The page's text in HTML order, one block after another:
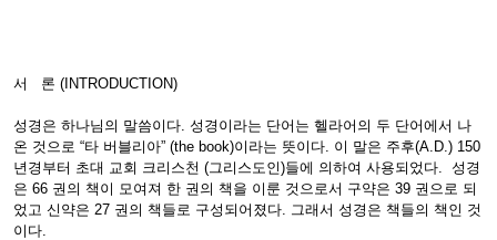
서 론 (INTRODUCTION)
성경은 하나님의 말씀이다. 성경이라는 단어는 헬라어의 두 단어에서 나
온 것으로 “타 버블리아” (the book)이라는 뜻이다. 이 말은 주후(A.D.) 150
년경부터 초대 교회 크리스천 (그리스도인)들에 의하여 사용되었다. 성경
은 66 권의 책이 모여져 한 권의 책을 이룬 것으로서 구약은 39 권으로 되
었고 신약은 27 권의 책들로 구성되어졌다. 그래서 성경은 책들의 책인 것
이다.